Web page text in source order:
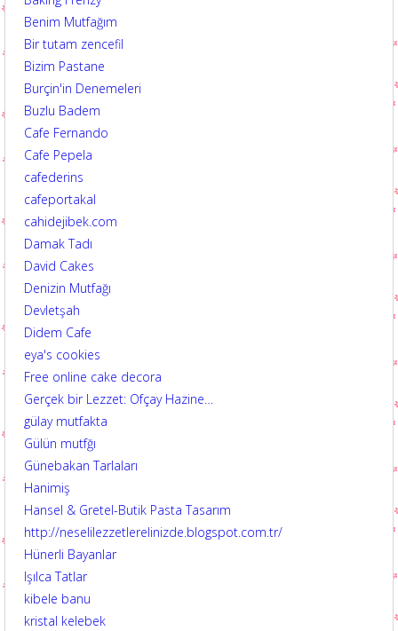
Benim Mutfağım
Bir tutam zencefil
Bizim Pastane
Burçin'in Denemeleri
Buzlu Badem
Cafe Fernando
Cafe Pepela
cafederins
cafeportakal
cahidejibek.com
Damak Tadı
David Cakes
Denizin Mutfağı
Devletşah
Didem Cafe
eya's cookies
Free online cake decora
Gerçek bir Lezzet: Ofçay Hazine…
gülay mutfakta
Gülün mutfğı
Günebakan Tarlaları
Hanimiş
Hansel & Gretel-Butik Pasta Tasarım
http://neselilezzetlerelinizde.blogspot.com.tr/
Hünerli Bayanlar
Işılca Tatlar
kibele banu
kristal kelebek